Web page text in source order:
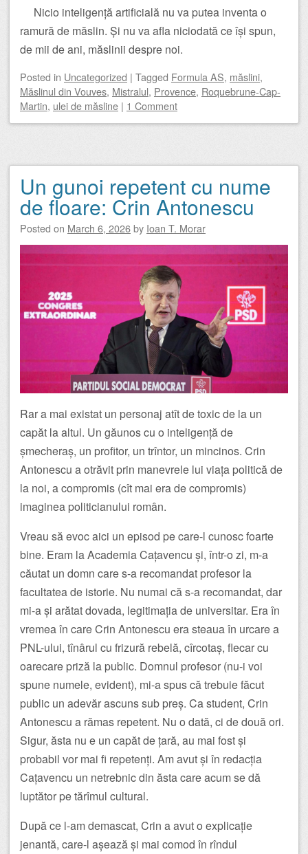
Nicio inteligență artificială nu va putea inventa o
ramură de măslin. Și nu va afla niciodată ce își spun,
de mii de ani, măslinii despre noi.
Posted in Uncategorized | Tagged Formula AS, măslini,
Măslinul din Vouves, Mistralul, Provence, Roquebrune-Cap-
Martin, ulei de măsline | 1 Comment
Un gunoi repetent cu nume
de floare: Crin Antonescu
Posted on March 6, 2026by Ioan T. Morar
Rar a mai existat un personaj atît de toxic de la un
capăt la altul. Un găunos cu o inteligență de
șmecheraș, un profitor, un trîntor, un mincinos. Crin
Antonescu a otrăvit prin manevrele lui viața politică de
la noi, a compromis (cît mai era de compromis)
imaginea politicianului român.
Vreau să evoc aici un episod pe care-l cunosc foarte
bine. Eram la Academia Cațavencu și, într-o zi, m-a
căutat un domn care s-a recomandat profesor la
facultatea de istorie. Nu numai că s-a recomandat, dar
mi-a și arătat dovada, legitimația de universitar. Era în
vremea în care Crin Antonescu era steaua în urcare a
PNL-ului, tînârul cu frizură rebelă, cîrcotaș, flecar cu
oarecare priză la public. Domnul profesor (nu-i voi
spune numele, evident), mi-a spus că trebuie făcut
public un adevăr ascuns sub preș. Ca student, Crin
Antonescu a rămas repetent. Nu o dată, ci de două ori.
Sigur, ăsta nu e un capăt de țară, au mai fost și
probabil vor mai fi repetenți. Am avut și în redacția
Cațavencu un netrebnic din ăsta care acum se dă
luptător pe tărîmul cultural.
După ce l-am demascat, Crin a avut o explicație
jenantă, care-l așează și mai comod în rîndul